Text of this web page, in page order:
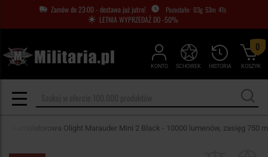
Zamów do 23:00 - dostawa już jutro! 03g 53m 39s
LETNIA WYPRZEDAŻ DO -50%
KONTO HISTORIA
SCHOWEK KOSZYK
0
akumulatorowa Olight Marauder Mini 2 Black - 10000 lumenów, zasięg 750 m